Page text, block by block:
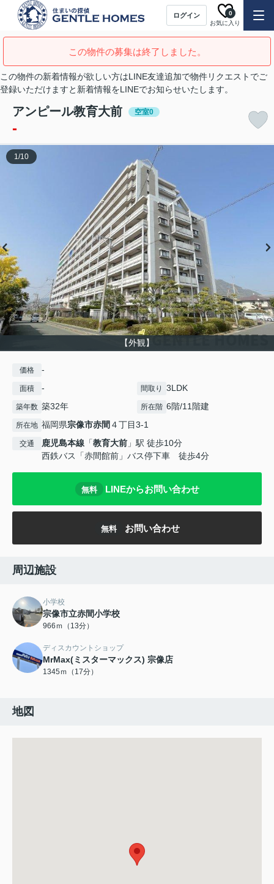
ログイン
お気に入り
0
この物件の募集は終了しました。
この物件の新着情報が欲しい方はLINE友達追加で物件リクエストでご
登録いただけますと新着情報をLINEでお知らせいたします。
アンピール教育大前 空室0
-
【外観】
1/10
価格 -
面積 - 間取り 3LDK
築年数 築32年 所在階 6階/11階建
所在地 福岡県宗像市赤間 ４丁目3-1
交通 鹿児島本線 「教育大前 」駅 徒歩10分
西鉄バス「赤間館前」バス停下車 徒歩4分
無料 LINEからお問い合わせ
無料 お問い合わせ
周辺施設
小学校
宗像市立赤間小学校
966ｍ（13分）
ディスカウントショップ
MrMax(ミスターマックス) 宗像店
1345ｍ（17分）
地図